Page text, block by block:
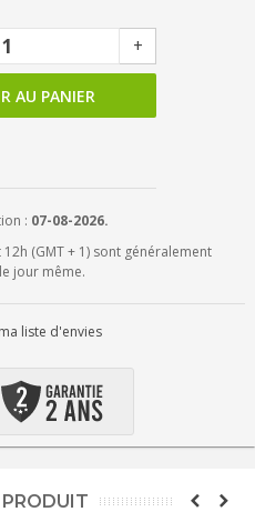
+
AU PANIER
: 07-08-2026.
(GMT + 1) sont généralement
jour même.
liste d'envies
PRODUIT